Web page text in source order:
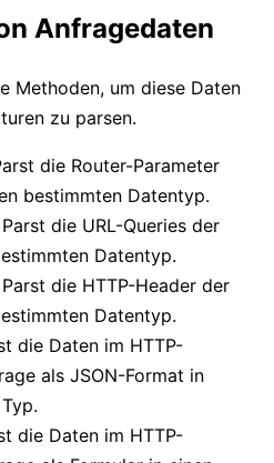
Anfragedaten
Methoden, um diese Daten
zu parsen.
die Router-Parameter
bestimmten Datentyp.
die URL-Queries der
Datentyp.
Parst die HTTP-Header der
Datentyp.
die Daten im HTTP-
als JSON-Format in
die Daten im HTTP-